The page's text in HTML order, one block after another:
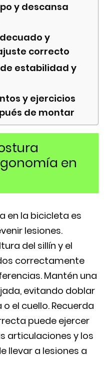
y descansa
y
correcto
estabilidad y
y ejercicios
de montar
en
en la bicicleta es
lesiones.
del sillín y el
correctamente
Mantén una
evitando doblar
el cuello. Recuerda
puede ejercer
articulaciones y los
llevar a lesiones a